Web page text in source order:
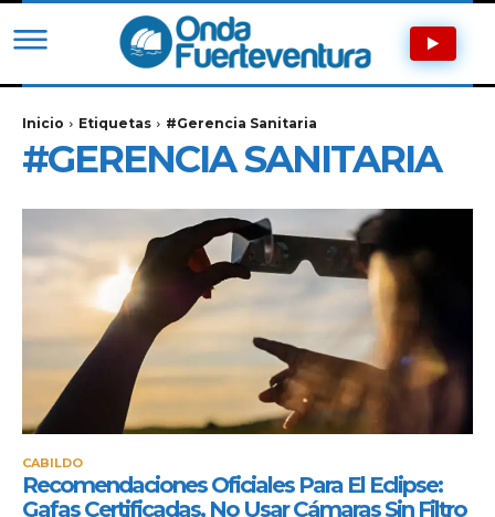
Inicio Etiquetas #gerencia Sanitaria
#GERENCIA SANITARIA
CABILDO
Recomendaciones Oficiales Para El Eclipse:
Gafas Certificadas, No Usar Cámaras Sin Filtro